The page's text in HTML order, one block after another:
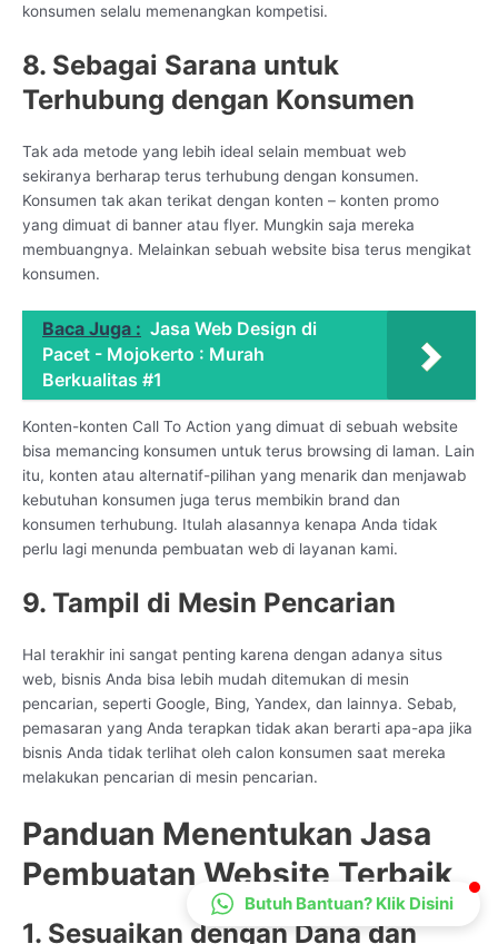
konsumen selalu memenangkan kompetisi.
8. Sebagai Sarana untuk
Terhubung dengan Konsumen
Tak ada metode yang lebih ideal selain membuat web
sekiranya berharap terus terhubung dengan konsumen.
Konsumen tak akan terikat dengan konten – konten promo
yang dimuat di banner atau flyer. Mungkin saja mereka
membuangnya. Melainkan sebuah website bisa terus mengikat
konsumen.
Baca Juga : Jasa Web Design di
Pacet - Mojokerto : Murah
Berkualitas #1
Konten-konten Call To Action yang dimuat di sebuah website
bisa memancing konsumen untuk terus browsing di laman. Lain
itu, konten atau alternatif-pilihan yang menarik dan menjawab
kebutuhan konsumen juga terus membikin brand dan
konsumen terhubung. Itulah alasannya kenapa Anda tidak
perlu lagi menunda pembuatan web di layanan kami.
9. Tampil di Mesin Pencarian
Hal terakhir ini sangat penting karena dengan adanya situs
web, bisnis Anda bisa lebih mudah ditemukan di mesin
pencarian, seperti Google, Bing, Yandex, dan lainnya. Sebab,
pemasaran yang Anda terapkan tidak akan berarti apa-apa jika
bisnis Anda tidak terlihat oleh calon konsumen saat mereka
melakukan pencarian di mesin pencarian.
Panduan Menentukan Jasa
Pembuatan Website Terbaik
1. Sesuaikan dengan Dana dan
CS Lenteraweb
Online
Butuh Bantuan? Klik Disini